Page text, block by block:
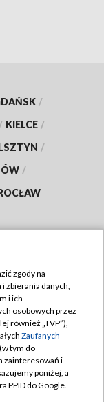
/
/ KIELCE /
/
/
zgody na
zbierania danych,
i ich
osobowych przez
również „TVP”),
Zaufanych
tym do
zainteresowań i
poniżej, a
PPID do Google.